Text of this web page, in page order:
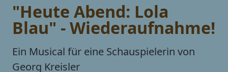
"Heute Abend: Lola
Blau" - Wiederaufnahme!
Ein Musical für eine Schauspielerin von
Georg Kreisler